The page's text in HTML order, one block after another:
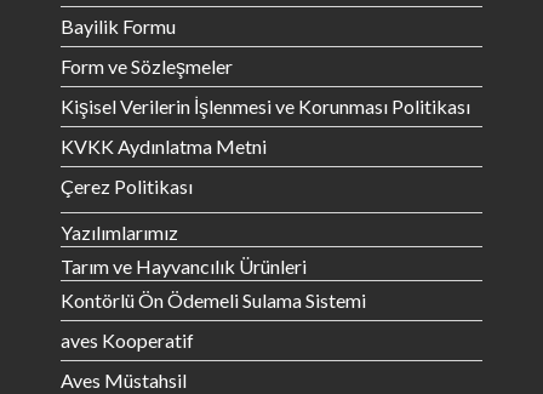
Bayilik Formu
Form ve Sözleşmeler
Kişisel Verilerin İşlenmesi ve Korunması Politikası
KVKK Aydınlatma Metni
Çerez Politikası
Yazılımlarımız
Tarım ve Hayvancılık Ürünleri
Kontörlü Ön Ödemeli Sulama Sistemi
aves Kooperatif
Aves Müstahsil